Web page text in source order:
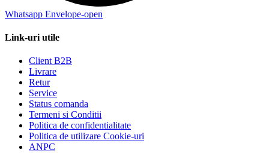
Whatsapp Envelope-open
Link-uri utile
Client B2B
Livrare
Retur
Service
Status comanda
Termeni si Conditii
Politica de confidentialitate
Politica de utilizare Cookie-uri
ANPC